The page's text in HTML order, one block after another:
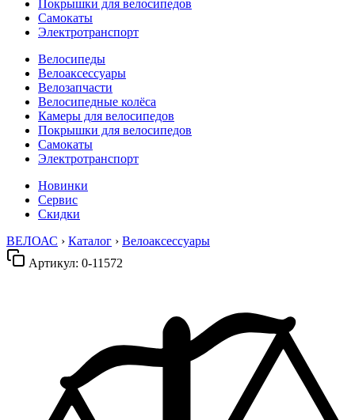
Покрышки для велосипедов
Самокаты
Электротранспорт
Велосипеды
Велоаксессуары
Велозапчасти
Велосипедные колёса
Камеры для велосипедов
Покрышки для велосипедов
Самокаты
Электротранспорт
Новинки
Сервис
Скидки
ВЕЛОАС › Каталог › Велоаксессуары
Артикул: 0-11572